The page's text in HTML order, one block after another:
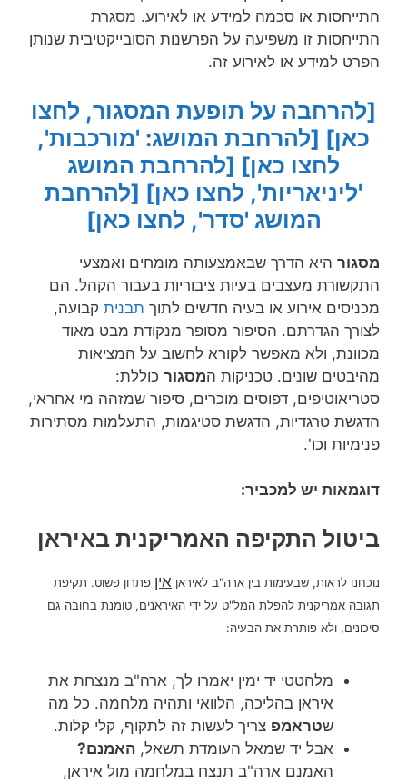
התייחסות או סכמה למידע או לאירוע. מסגרת
התייחסות זו משפיעה על הפרשנות הסובייקטיבית שנותן
הפרט למידע או לאירוע זה.
[להרחבה על תופעת המסגור, לחצו
כאן] [להרחבת המושג: 'מורכבות',
לחצו כאן] [להרחבת המושג
'ליניאריות', לחצו כאן] [להרחבת
המושג 'סדר', לחצו כאן]
מסגור היא הדרך שבאמצעותה מומחים ואמצעי
התקשורת מעצבים בעיות ציבוריות בעבור הקהל. הם
מכניסים אירוע או בעיה חדשים לתוך תבנית קבועה,
לצורך הגדרתם. הסיפור מסופר מנקודת מבט מאוד
מכוונת, ולא מאפשר לקורא לחשוב על המציאות
מהיבטים שונים. טכניקות המסגור כוללת:
סטריאוטיפים, דפוסים מוכרים, סיפור שמזהה מי אחראי,
הדגשת טרגדיות, הדגשת סטיגמות, התעלמות מסתירות
פנימיות וכו'.
דוגמאות יש למכביר:
ביטול התקיפה האמריקנית באיראן
נוכחנו לראות, שבעימות בין ארה"ב לאיראן אין פתרון פשוט. תקיפת
תגובה אמריקנית להפלת המל"ט על ידי האיראנים, טומנת בחובה גם
סיכונים, ולא פותרת את הבעיה:
מלהטטי יד ימין יאמרו לך, ארה"ב מנצחת את
איראן בהליכה, הלוואי ותהיה מלחמה. כל מה
שטראמפ צריך לעשות זה לתקוף, קלי קלות.
אבל יד שמאל העומדת תשאל, האמנם?
האמנם ארה"ב תנצח במלחמה מול איראן,